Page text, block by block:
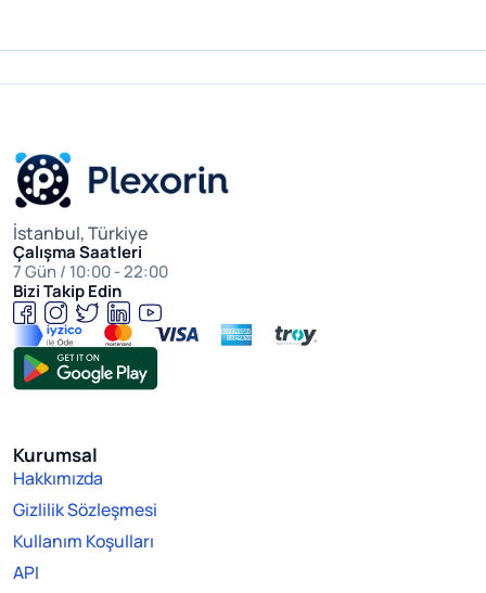
İstanbul, Türkiye
Çalışma Saatleri
7 Gün / 10:00 - 22:00
Bizi Takip Edin
Kurumsal
Hakkımızda
Gizlilik Sözleşmesi
Kullanım Koşulları
API